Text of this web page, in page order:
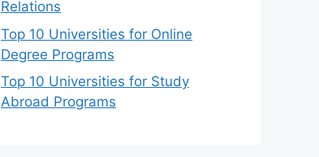
Relations
Top 10 Universities for Online
Degree Programs
Top 10 Universities for Study
Abroad Programs